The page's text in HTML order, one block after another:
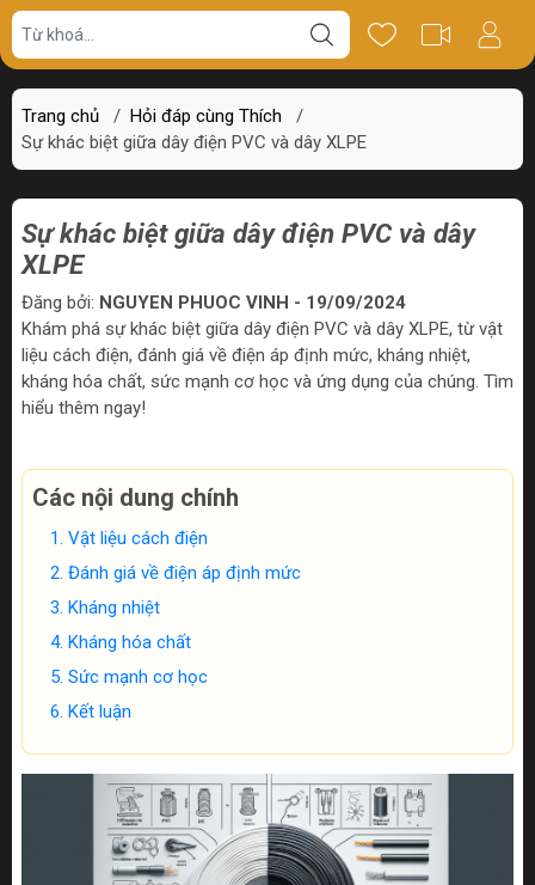
Trang chủ / Hỏi đáp cùng Thích
/
Sự khác biệt giữa dây điện PVC và dây XLPE
Sự khác biệt giữa dây điện PVC và dây
XLPE
Đăng bởi: NGUYEN PHUOC VINH - 19/09/2024
Khám phá sự khác biệt giữa dây điện PVC và dây XLPE, từ vật
liệu cách điện, đánh giá về điện áp định mức, kháng nhiệt,
kháng hóa chất, sức mạnh cơ học và ứng dụng của chúng. Tìm
hiểu thêm ngay!
Các nội dung chính
Vật liệu cách điện
Đánh giá về điện áp định mức
Kháng nhiệt
Kháng hóa chất
Sức mạnh cơ học
Kết luận